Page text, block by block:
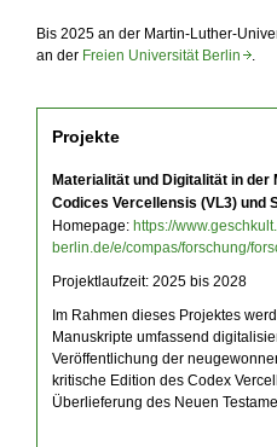
Bis 2025 an der Martin-Luther-
an der Freien Universität Berlin.
Projekte
Materialität und Digitalität in der
Codices Vercellensis (VL3) und
Homepage: https://
berlin.de/e/compas/forschung/
Projektlaufzeit: 2025 bis 2028
Im Rahmen dieses Projektes
Manuskripte umfassend
Veröffentlichung der
kritische Edition des Codex
Überlieferung des Neuen